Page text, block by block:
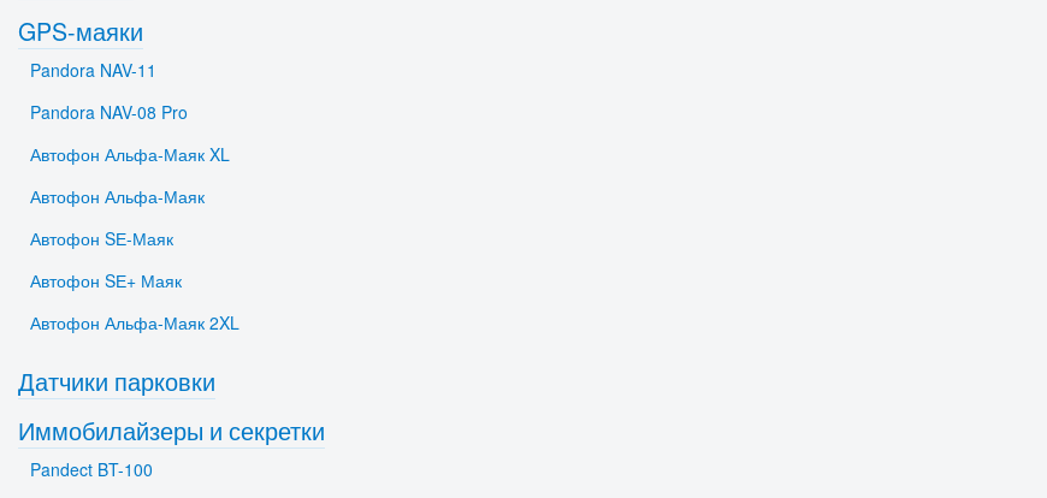
GPS-маяки
Pandora NAV-11
Pandora NAV-08 Pro
Автофон Альфа-Маяк XL
Автофон Альфа-Маяк
Автофон SЕ-Маяк
Автофон SЕ+ Маяк
Автофон Альфа-Маяк 2XL
Датчики парковки
Иммобилайзеры и секретки
Pandect BT-100